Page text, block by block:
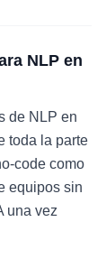
NLP en
de NLP en
toda la parte
code como
equipos sin
una vez